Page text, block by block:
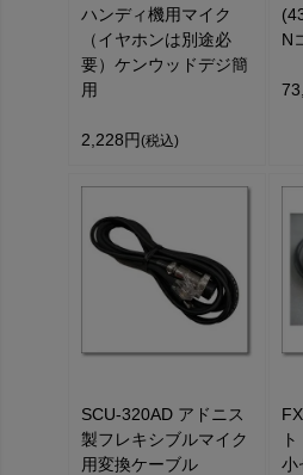
ハンディ機用マイク
（イヤホンは別途必
要）ケンウッドデジ簡
用
2,228円 (税込)
N
SCU-320AD アドニス
製フレキシブルマイク
用変換ケーブル
小